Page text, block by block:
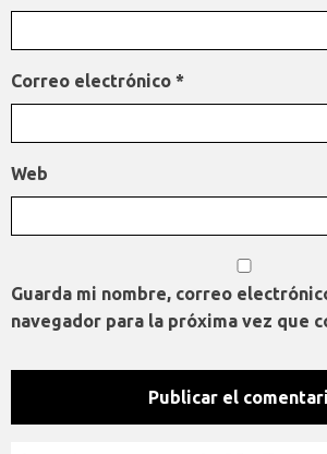
Correo electrónico *
Web
Guarda mi nombre, correo
navegador para la próxima vez que